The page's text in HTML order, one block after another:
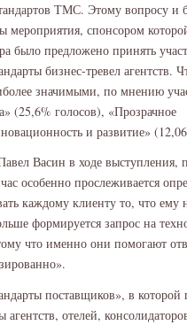
ТМС. Этому вопросу и
мероприятия, спонсором
было предложено принять
бизнес-тревел агентств.
значимыми, по мнению
(25,6% голосов), «Прозрачное
и развитие»
Васин в ходе выступления,
особенно прослеживается
каждому клиенту то, что ему
формируется запрос на
что именно они помогают
поставщиков», в которой
агентств, отелей,